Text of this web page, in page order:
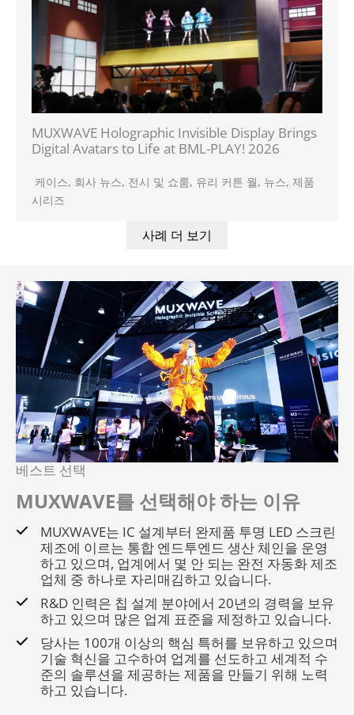
MUXWAVE Holographic Invisible Display Brings
Digital Avatars to Life at BML-PLAY! 2026
케이스, 회사 뉴스, 전시 및 쇼룸, 유리 커튼 월, 뉴스, 제품
시리즈
사례 더 보기
베스트 선택
MUXWAVE를 선택해야 하는 이유
MUXWAVE는 IC 설계부터 완제품 투명 LED 스크린
제조에 이르는 통합 엔드투엔드 생산 체인을 운영
하고 있으며, 업계에서 몇 안 되는 완전 자동화 제조
업체 중 하나로 자리매김하고 있습니다.
R&D 인력은 칩 설계 분야에서 20년의 경력을 보유
하고 있으며 많은 업계 표준을 제정하고 있습니다.
당사는 100개 이상의 핵심 특허를 보유하고 있으며
기술 혁신을 고수하여 업계를 선도하고 세계적 수
준의 솔루션을 제공하는 제품을 만들기 위해 노력
하고 있습니다.